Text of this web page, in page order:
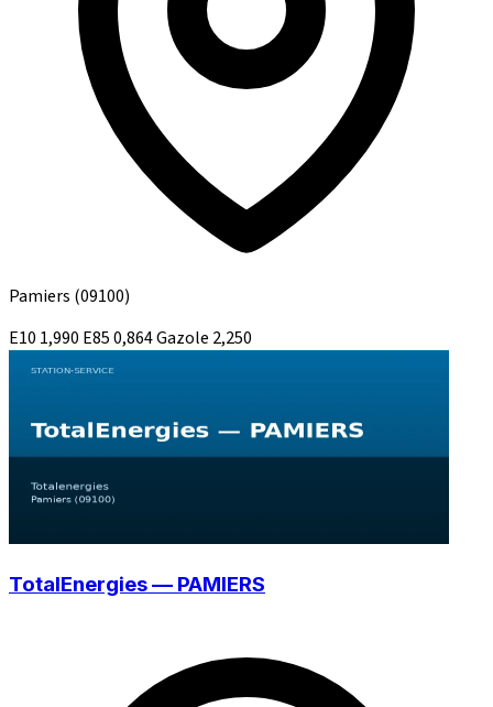
Pamiers (09100)
E10 1,990 E850,864Gazole 2,250
TotalEnergies — PAMIERS